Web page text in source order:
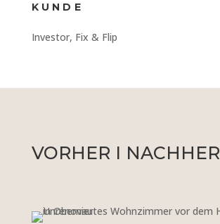
KUNDE
Investor, Fix & Flip
VORHER I NACHHER